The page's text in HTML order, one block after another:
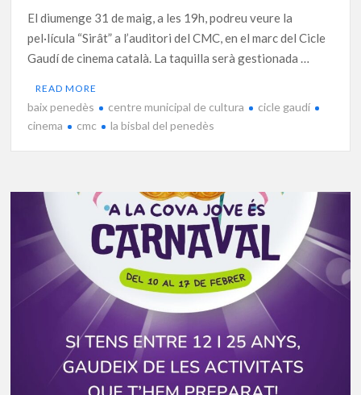
El diumenge 31 de maig, a les 19h, podreu veure la
pel·lícula “Sirât” a l’auditori del CMC, en el marc del Cicle
Gaudí de cinema català. La taquilla serà gestionada …
READ MORE
baix penedès centre municipal de cultura
cicle gaudí
cinema
cmc la bisbal del penedès